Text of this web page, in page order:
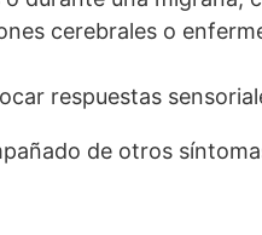
cerebrales o
respuestas
de otros